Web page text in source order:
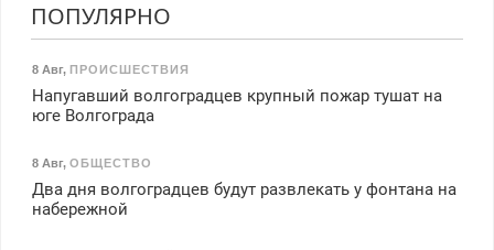
ПОПУЛЯРНО
8 Авг, ПРОИСШЕСТВИЯ
Напугавший волгоградцев крупный пожар тушат на
юге Волгограда
8 Авг, ОБЩЕСТВО
Два дня волгоградцев будут развлекать у фонтана на
набережной